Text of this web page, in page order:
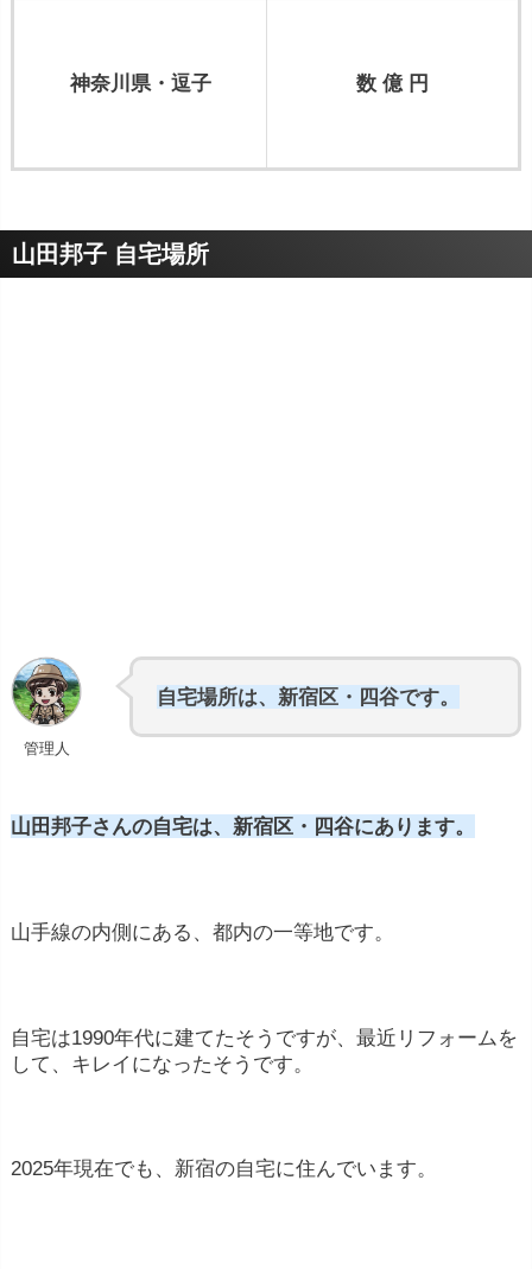
神奈川県・逗子 数 億 円
山田邦子 自宅場所
管理人
自宅場所は、新宿区・四谷です。
山田邦子さんの自宅は、新宿区・四谷にあります。
山手線の内側にある、都内の一等地です。
自宅は1990年代に建てたそうですが、最近リフォームを
して、キレイになったそうです。
2025年現在でも、新宿の自宅に住んでいます。